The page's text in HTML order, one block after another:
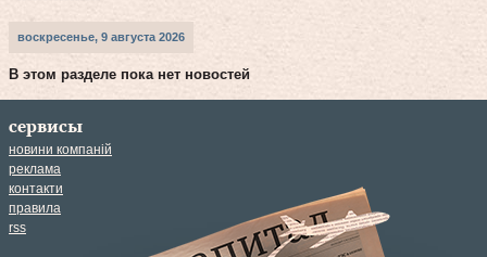
воскресенье, 9 августа 2026
В этом разделе пока нет новостей
сервисы
новини компаній
реклама
контакти
правила
rss